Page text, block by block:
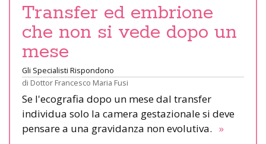
Transfer ed embrione
che non si vede dopo un
mese
Gli Specialisti Rispondono
di Dottor Francesco Maria Fusi
Se l'ecografia dopo un mese dal transfer
individua solo la camera gestazionale si deve
pensare a una gravidanza non evolutiva. »